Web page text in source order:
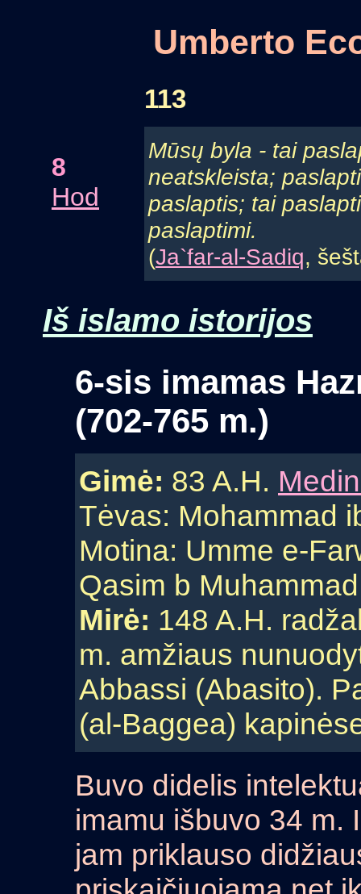
Umberto
8
Hod
113
Mūsų byla - tai
neatskleista;
paslaptis; tai
paslaptimi.
(Ja`far-al-Sadiq,
Iš islamo istorijos
6-sis imamas
(702-765 m.)
Gimė: 83 A.H.
Tėvas: Mohammad
Motina: Umme e-
Qasim b
Mirė: 148 A.H.
m. amžiaus
Abbassi (Abasito).
(al-Baggea)
Buvo didelis
imamu išbuvo 34 m.
jam priklauso